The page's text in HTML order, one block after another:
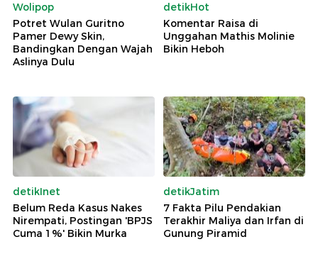
Wolipop
Potret Wulan Guritno
Pamer Dewy Skin,
Bandingkan Dengan Wajah
Aslinya Dulu
detikHot
Komentar Raisa di
Unggahan Mathis Molinie
Bikin Heboh
detikInet
Belum Reda Kasus Nakes
Nirempati, Postingan 'BPJS
Cuma 1%' Bikin Murka
detikJatim
7 Fakta Pilu Pendakian
Terakhir Maliya dan Irfan di
Gunung Piramid